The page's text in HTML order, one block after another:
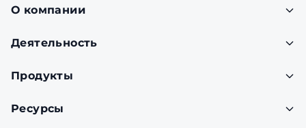
О компании
Деятельность
Продукты
Ресурсы